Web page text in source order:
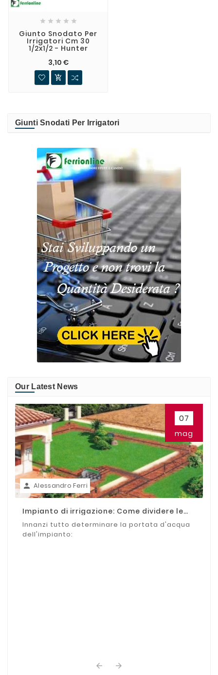
    
Giunto Snodato Per
Irrigatori Cm 30
1/2x1/2 - Hunter
3,10 €

Giunti Snodati Per Irrigatori
Our Latest News
07
mag
 Alessandro Ferri
Impianto di irrigazione: Come dividere le
zone
Innanzi tutto determinare la portata d'acqua
dell'impianto:
 